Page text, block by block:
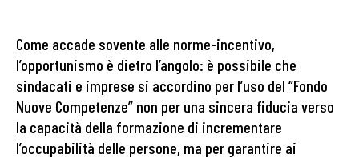
Come accade sovente alle norme-incentivo,
l’opportunismo è dietro l’angolo: è possibile che
sindacati e imprese si accordino per l’uso del “Fondo
Nuove Competenze” non per una sincera fiducia verso
la capacità della formazione di incrementare
l’occupabilità delle persone, ma per garantire ai